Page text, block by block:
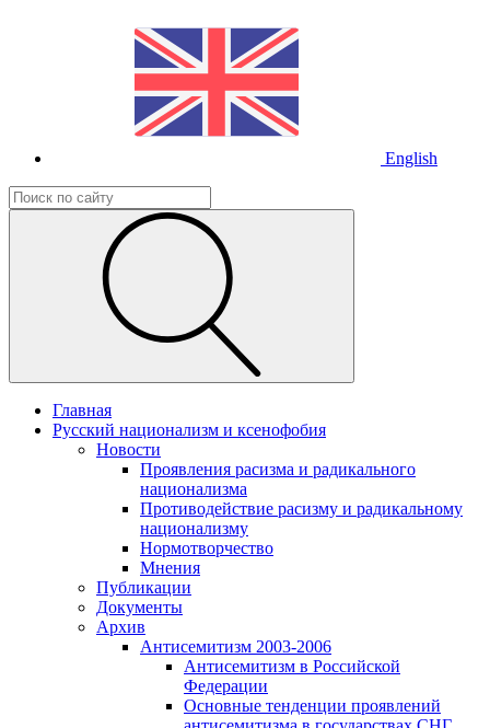
English
Главная
Русский национализм и ксенофобия
Новости
Проявления расизма и радикального
национализма
Противодействие расизму и радикальному
национализму
Нормотворчество
Мнения
Публикации
Документы
Архив
Антисемитизм 2003-2006
Антисемитизм в Российской
Федерации
Основные тенденции проявлений